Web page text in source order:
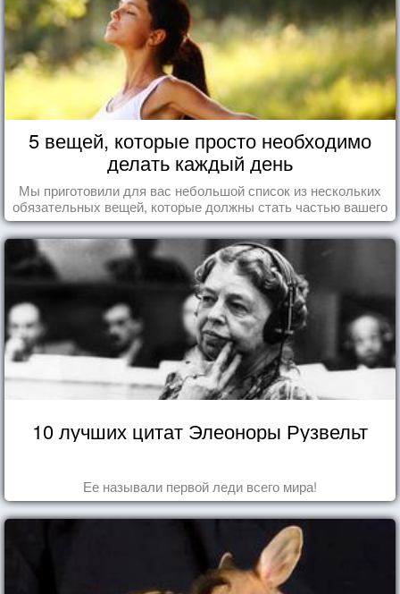
5 вещей, которые просто необходимо
делать каждый день
Мы приготовили для вас небольшой список из нескольких
обязательных вещей, которые должны стать частью вашего
дня.
10 лучших цитат Элеоноры Рузвельт
Ее называли первой леди всего мира!